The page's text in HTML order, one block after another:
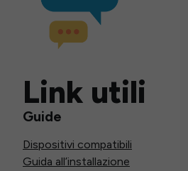
Link utili
Guide
Dispositivi compatibili
Guida all’installazione